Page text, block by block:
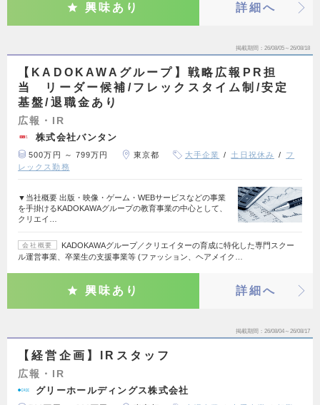
興味あり 詳細へ
掲載期間 26/08/05～26/08/18
【KADOKAWAグループ】戦略広報PR担
当 リーダー候補/フレックスタイム制/安定
基盤/退職金あり
広報・IR
株式会社バンタン
500万円 ～ 799万円 東京都 大手企業 土日祝休み
フ
レックス勤務
▼当社概要 出版・映像・ゲーム・WEBサービスなどの事業
を手掛けるKADOKAWAグループの教育事業の中心として、
クリエイ…
会社概要
KADOKAWAグループ／クリエイターの育成に特化した専門スクー
ル運営事業、卒業生の支援事業等 (ファッション、ヘアメイク…
興味あり 詳細へ
掲載期間 26/08/04～26/08/17
【経営企画】IRスタッフ
広報・IR
グリーホールディングス株式会社